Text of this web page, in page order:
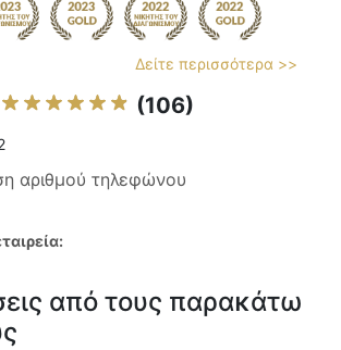
Δείτε περισσότερα >>
(106)
αριθμού τηλεφώνου
από τους παρακάτω